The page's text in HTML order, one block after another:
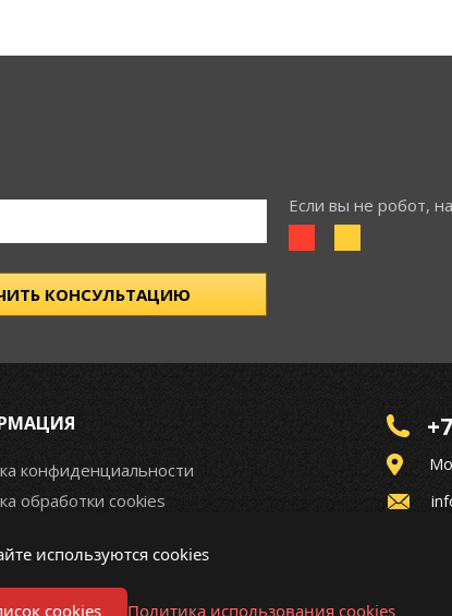
Если вы не робот,
конфиденциальности
обработки cookies
используются cookies
cookies Политика использования cookies